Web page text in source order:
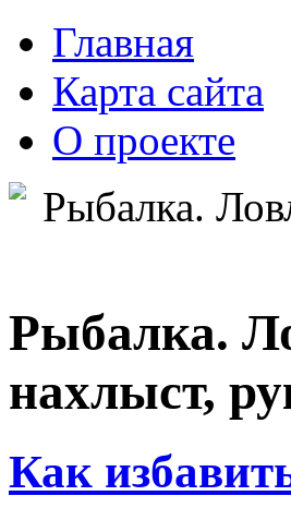
Главная
Карта сайта
О проекте
Рыбалка.
нахлыст,
Как